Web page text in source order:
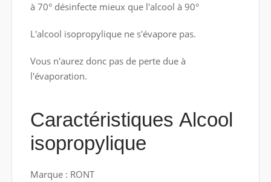
à 70° désinfecte mieux que l'alcool à 90°
L'alcool isopropylique ne s'évapore pas.
Vous n'aurez donc pas de perte due à
l'évaporation.
Caractéristiques Alcool
isopropylique
Marque : RONT